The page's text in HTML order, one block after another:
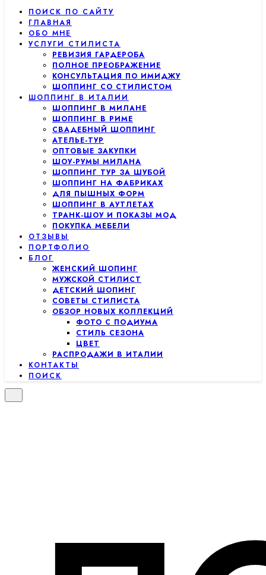
ПОИСК ПО САЙТУ
ГЛАВНАЯ
ОБО МНЕ
УСЛУГИ СТИЛИСТА
РЕВИЗИЯ ГАРДЕРОБА
ПОЛНОЕ ПРЕОБРАЖЕНИЕ
КОНСУЛЬТАЦИЯ ПО ИМИДЖУ
ШОППИНГ СО СТИЛИСТОМ
ШОППИНГ В ИТАЛИИ
ШОППИНГ В МИЛАНЕ
ШОППИНГ В РИМЕ
СВАДЕБНЫЙ ШОППИНГ
АТЕЛЬЕ-ТУР
ОПТОВЫЕ ЗАКУПКИ
ШОУ-РУМЫ МИЛАНА
ШОППИНГ ТУР ЗА ШУБОЙ
ШОППИНГ НА ФАБРИКАХ
ДЛЯ ПЫШНЫХ ФОРМ
ШОППИНГ В АУТЛЕТАХ
ТРАНК-ШОУ И ПОКАЗЫ МОД
ПОКУПКА МЕБЕЛИ
ОТЗЫВЫ
ПОРТФОЛИО
БЛОГ
ЖЕНСКИЙ ШОПИНГ
МУЖСКОЙ СТИЛИСТ
ДЕТСКИЙ ШОПИНГ
СОВЕТЫ СТИЛИСТА
ОБЗОР НОВЫХ КОЛЛЕКЦИЙ
ФОТО С ПОДИУМА
СТИЛЬ СЕЗОНА
ЦВЕТ
РАСПРОДАЖИ В ИТАЛИИ
КОНТАКТЫ
ПОИСК